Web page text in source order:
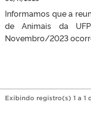
Informamos que a
de Animais da
Novembro/2023
Exibindo registro(s) 1 a 1